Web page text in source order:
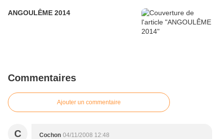
ANGOULÊME 2014
Commentaires
Ajouter un commentaire
C Cochon 04/11/2008 12:48